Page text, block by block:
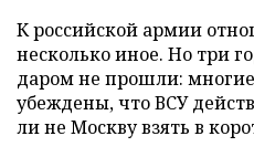
К российской армии
несколько иное. Но три
даром не прошли:
убеждены, что ВСУ
ли не Москву взять в